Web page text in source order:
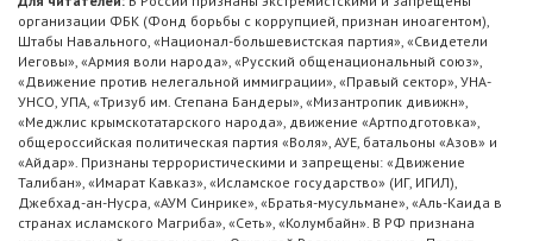
организации ФБК (Фонд борьбы с коррупцией, признан иноагентом),
Штабы Навального, «Национал-большевистская партия», «Свидетели
Иеговы», «Армия воли народа», «Русский общенациональный союз»,
«Движение против нелегальной иммиграции», «Правый сектор», УНА-
УНСО, УПА, «Тризуб им. Степана Бандеры», «Мизантропик дивижн»,
«Меджлис крымскотатарского народа», движение «Артподготовка»,
общероссийская политическая партия «Воля», АУЕ, батальоны «Азов» и
«Айдар». Признаны террористическими и запрещены: «Движение
Талибан», «Имарат Кавказ», «Исламское государство» (ИГ, ИГИЛ),
Джебхад-ан-Нусра, «АУМ Синрике», «Братья-мусульмане», «Аль-Каида в
странах исламского Магриба», «Сеть», «Колумбайн». В РФ признана